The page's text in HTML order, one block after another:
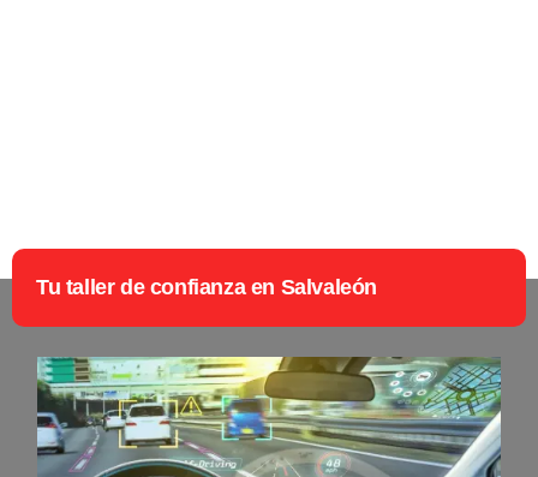
Tu taller de confianza en Salvaleón